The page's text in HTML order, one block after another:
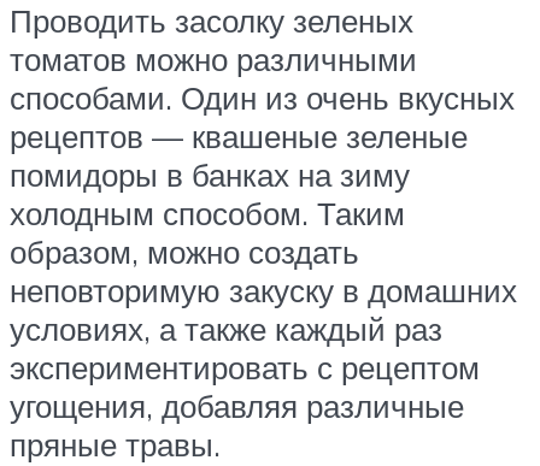
Проводить засолку зеленых
томатов можно различными
способами. Один из очень вкусных
рецептов — квашеные зеленые
помидоры в банках на зиму
холодным способом. Таким
образом, можно создать
неповторимую закуску в домашних
условиях, а также каждый раз
экспериментировать с рецептом
угощения, добавляя различные
пряные травы.